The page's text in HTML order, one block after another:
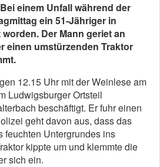
einem Unfall während der
ein 51-Jähriger in
Der Mann geriet an
einen umstürzenden Traktor
12.15 Uhr mit der Weinlese am
Ludwigsburger Ortsteil
beschäftigt. Er fuhr einen
geht davon aus, dass das
feuchten Untergrundes ins
kippte um und klemmte die
sich ein.